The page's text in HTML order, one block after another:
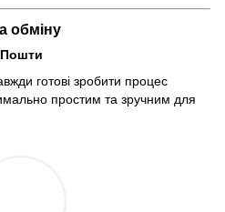
обміну
готові зробити процес
простим та зручним для